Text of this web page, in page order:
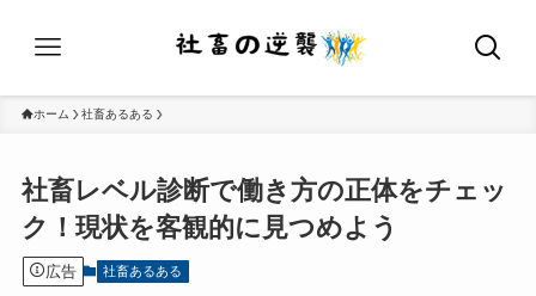
ホーム 社畜あるある
社畜レベル診断で働き方の正体をチェッ
ク！現状を客観的に見つめよう
広告 社畜あるある